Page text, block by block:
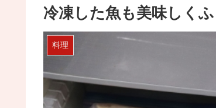
冷凍した魚も美味しく
料理